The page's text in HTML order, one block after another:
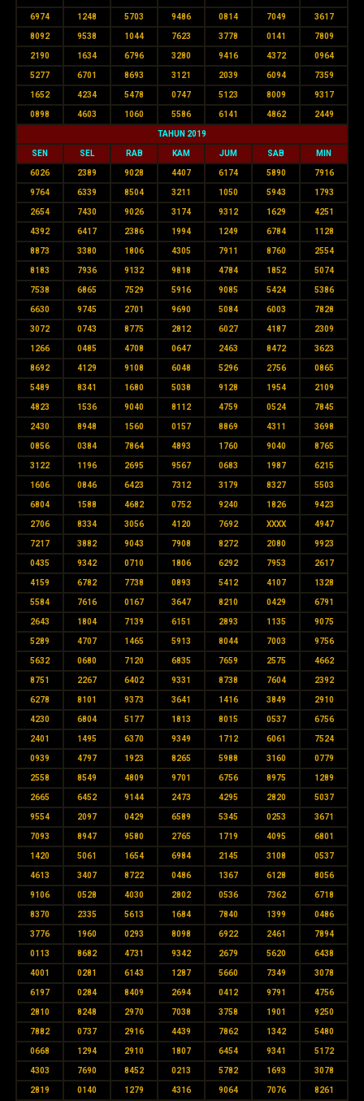
6974 1248 5703 9486 0814 7049 3617
8092 9538 1044 7623 3778 0141 7809
2190 1634 6796 3280 9416 4372 0964
5277 6701 8693 3121 2039 6094 7359
1652 4234 5478 0747 5123 8009 9317
0898 4603 1060 5586 6141 4862 2449
TAHUN 2019
SEN SEL RAB KAM JUM SAB MIN
6026 2389 9028 4407 6174 5890 7916
9764 6339 8504 3211 1050 5943 1793
2654 7430 9026 3174 9312 1629 4251
4392 6417 2386 1994 1249 6784 1128
8873 3380 1806 4305 7911 8760 2554
8183 7936 9132 9818 4784 1852 5074
7538 6865 7529 5916 9085 5424 5386
6630 9745 2701 9690 5084 6003 7828
3072 0743 8775 2812 6027 4187 2309
1266 0485 4708 0647 2463 8472 3623
8692 4129 9108 6048 5296 2756 0865
5489 8341 1680 5038 9128 1954 2109
4823 1536 9040 8112 4759 0524 7845
2430 8948 1560 0157 8869 4311 3698
0856 0384 7864 4893 1760 9040 8765
3122 1196 2695 9567 0683 1987 6215
1606 0846 6423 7312 3179 8327 5503
6804 1588 4682 0752 9240 1826 9423
2706 8334 3056 4120 7692 XXXX 4947
7217 3882 9043 7908 8272 2080 9923
0435 9342 0710 1806 6292 7953 2617
4159 6782 7738 0893 5412 4107 1328
5584 7616 0167 3647 8210 0429 6791
2643 1804 7139 6151 2893 1135 9075
5289 4707 1465 5913 8044 7003 9756
5632 0680 7120 6835 7659 2575 4662
8751 2267 6402 9331 8738 7604 2392
6278 8101 9373 3641 1416 3849 2910
4230 6804 5177 1813 8015 0537 6756
2401 1495 6370 9349 1712 6061 7524
0939 4797 1923 8265 5988 3160 0779
2558 8549 4809 9701 6756 8975 1289
2665 6452 9144 2473 4295 2820 5037
9554 2097 0429 6589 5345 0253 3671
7093 8947 9580 2765 1719 4095 6801
1420 5061 1654 6984 2145 3108 0537
4613 3407 8722 0486 1367 6128 8056
9106 0528 4030 2802 0536 7362 6718
8370 2335 5613 1684 7840 1399 0486
3776 1960 0293 8098 6922 2461 7894
0113 8682 4731 9342 2679 5620 6438
4001 0281 6143 1287 5660 7349 3078
6197 0284 8409 2694 0412 9791 4756
2810 8248 2970 7038 3758 1901 9250
7882 0737 2916 4439 7862 1342 5480
0668 1294 2910 1807 6454 9341 5172
4303 7690 8452 0213 5782 1693 3078
2819 0140 1279 4316 9064 7076 8261